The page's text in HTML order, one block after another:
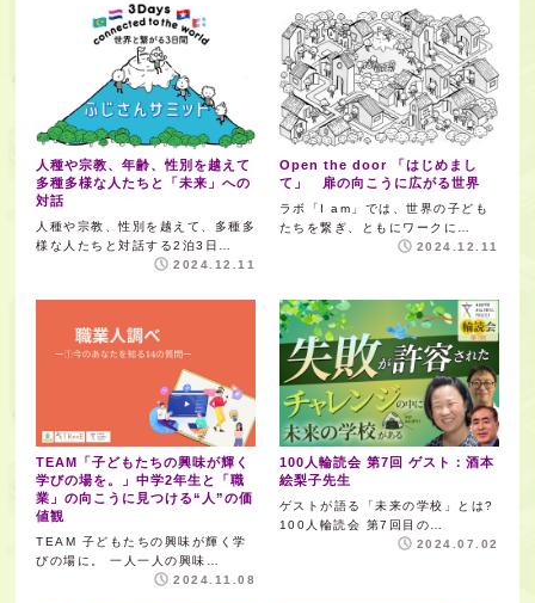
人種や宗教、年齢、性別を越えて
多種多様な人たちと「未来」への
対話
人種や宗教、性別を越えて、多種多
様な人たちと対話する2泊3日…
2024.12.11
Open the door 「はじめまし
て」 扉の向こうに広がる世界
ラボ「I am」では、世界の子ども
たちを繋ぎ、ともにワークに…
2024.12.11
TEAM「子どもたちの興味が輝く
学びの場を。」中学2年生と「職
業」の向こうに見つける“人”の価
値観
TEAM 子どもたちの興味が輝く学
びの場に。 一人一人の興味…
2024.11.08
100人輪読会 第7回 ゲスト：酒本
絵梨子先生
ゲストが語る「未来の学校」とは?
100人輪読会 第7回目の…
2024.07.02